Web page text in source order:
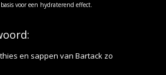
voor een hydraterend effect.
en sappen van Bartack zo